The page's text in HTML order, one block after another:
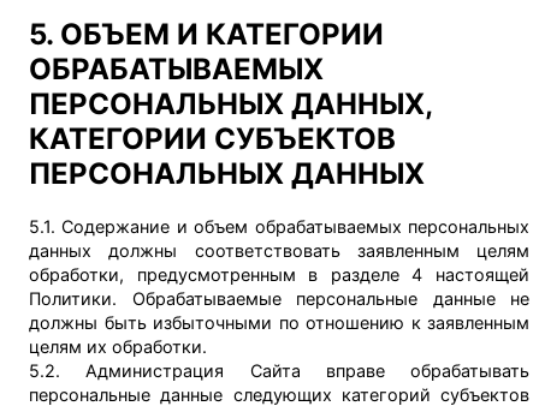
5. ОБЪЕМ И КАТЕГОРИИ
ОБРАБАТЫВАЕМЫХ
ПЕРСОНАЛЬНЫХ ДАННЫХ,
КАТЕГОРИИ СУБЪЕКТОВ
ПЕРСОНАЛЬНЫХ ДАННЫХ
5.1. Содержание и объем обрабатываемых персональных
данных должны соответствовать заявленным целям
обработки, предусмотренным в разделе 4 настоящей
Политики. Обрабатываемые персональные данные не
должны быть избыточными по отношению к заявленным
целям их обработки.
5.2. Администрация Сайта вправе обрабатывать
персональные данные следующих категорий субъектов